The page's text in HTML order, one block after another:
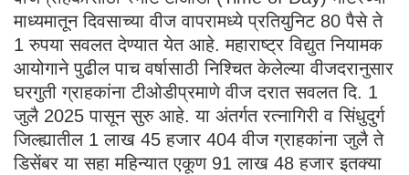
माध्यमातून दिवसाच्या वीज वापरामध्ये प्रतियुनिट 80 पैसे ते
1 रुपया सवलत देण्यात येत आहे. महाराष्ट्र विद्युत नियामक
आयोगाने पुढील पाच वर्षासाठी निश्चित केलेल्या वीजदरानुसार
घरगुती ग्राहकांना टीओडीप्रमाणे वीज दरात सवलत दि. 1
जुलै 2025 पासून सुरु आहे. या अंतर्गत रत्नागिरी व सिंधुदुर्ग
जिल्ह्यातील 1 लाख 45 हजार 404 वीज ग्राहकांना जुलै ते
डिसेंबर या सहा महिन्यात एकूण 91 लाख 48 हजार इतक्या